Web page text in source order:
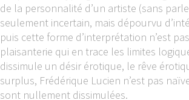
de la personnalité d’un artiste (sans
seulement incertain, mais dépourvu
puis cette forme d’interprétation n’est
plaisanterie qui en trace les limites
dissimule un désir érotique, le rêve
surplus, Frédérique Lucien n’est pas
sont nullement dissimulées.